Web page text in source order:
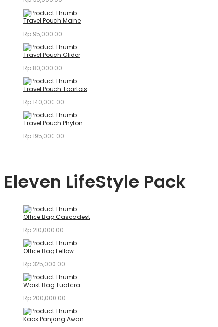
Travel Pouch Maine
Rp 95,000.00
Travel Pouch Glider
Rp 80,000.00
Travel Pouch Toartois
Rp140,000.00
Travel Pouch Phyton
Rp195,000.00
Eleven LifeStyle Pack
Office Bag Cascadest
Rp 210,000.00
Office Bag Fellow
Rp325,000.00
Waist Bag Tuatara
Rp 200,000.00
Kaos Panjang Awan